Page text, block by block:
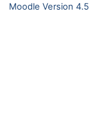
Moodle Version 4.5